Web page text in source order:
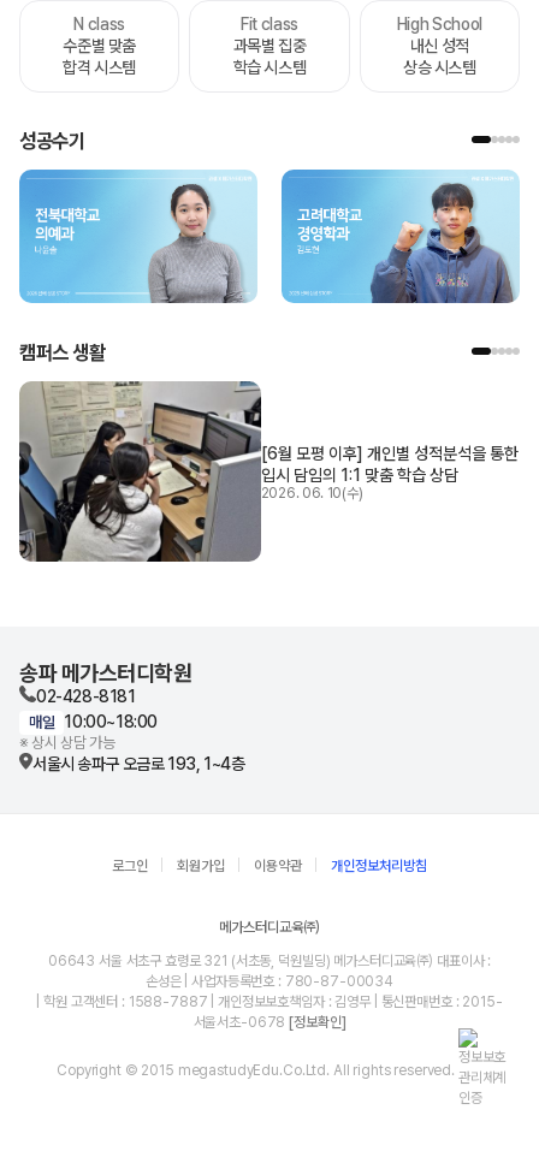
N class
수준별 맞춤
합격 시스템
Fit class
과목별 집중
학습 시스템
High School
내신 성적
상승 시스템
성공수기
캠퍼스 생활
[6월 모평 이후] 개인별 성적분석을 통한
입시 담임의 1:1 맞춤 학습 상담
2026. 06. 10(수)
송파 메가스터디학원
02-428-8181
매일 10:00~18:00
※ 상시 상담 가능
서울시 송파구 오금로 193, 1~4층
로그인 회원가입 이용약관 개인정보처리방침
메가스터디교육㈜
06643 서울 서초구 효령로 321 (서초동, 덕원빌딩) 메가스터디교육㈜ 대표이사 :
손성은 | 사업자등록번호 : 780-87-00034
| 학원 고객센터 : 1588-7887 | 개인정보보호책임자 : 김영무 | 통신판매번호 : 2015-
서울서초-0678 [정보확인]
Copyright © 2015 megastudyEdu.Co.Ltd. All rights reserved.